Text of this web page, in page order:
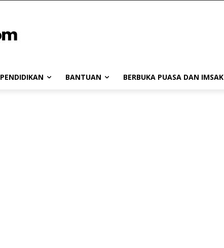
PENDIDIKAN BANTUAN BERBUKA PUASA DAN IMSAK